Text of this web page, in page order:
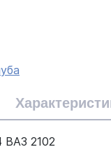
ВАЗ 2102